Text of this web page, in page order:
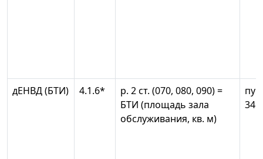
дЕНВД (БТИ) 4.1.6*
р. 2 ст. (070, 080, 090) =
БТИ (площадь зала
обслуживания, кв. м)